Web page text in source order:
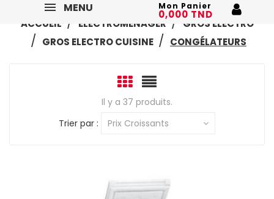
MENU Mon Panier
0,000 TND
ACCUEIL ELECTROMÉNAGER
GROS ELECTRO
GROS ELECTRO CUISINE
CONGÉLATEURS
Il y a 37 produits.
Trier par :
Prix Croissants